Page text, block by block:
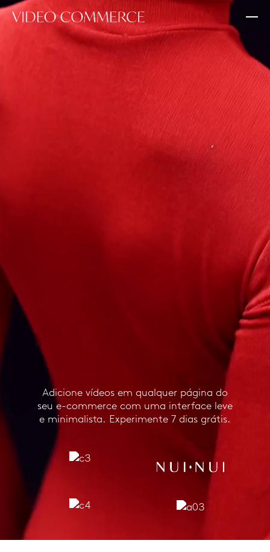
Adicione vídeos em qualquer página do
seu e-commerce com uma interface leve
e minimalista. Experimente 7 dias grátis.